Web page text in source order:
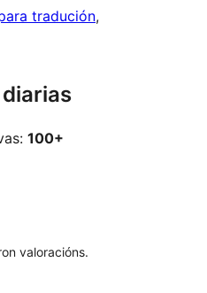
tradución
100+
valoracións.